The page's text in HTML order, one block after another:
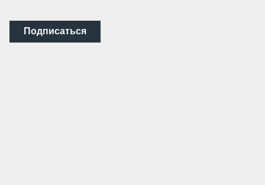
Подписаться